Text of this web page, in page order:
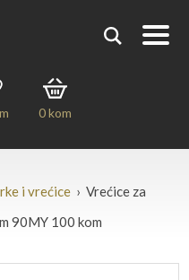
0kom
i vrećice› Vrećice za
90MY 100 kom